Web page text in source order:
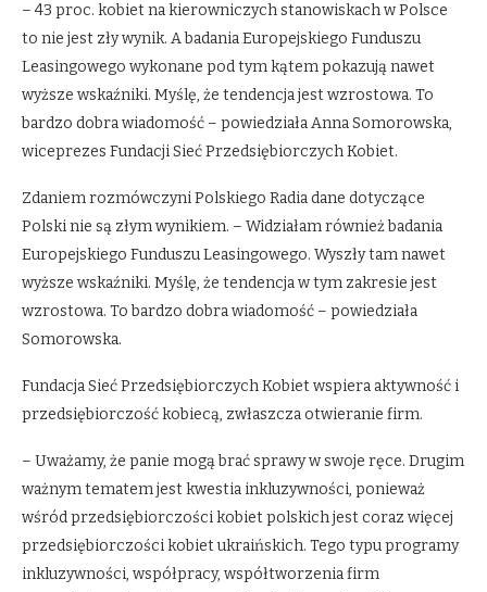
– 43 proc. kobiet na kierowniczych stanowiskach w Polsce
to nie jest zły wynik. A badania Europejskiego Funduszu
Leasingowego wykonane pod tym kątem pokazują nawet
wyższe wskaźniki. Myślę, że tendencja jest wzrostowa. To
bardzo dobra wiadomość – powiedziała Anna Somorowska,
wiceprezes Fundacji Sieć Przedsiębiorczych Kobiet.
Zdaniem rozmówczyni Polskiego Radia dane dotyczące
Polski nie są złym wynikiem. – Widziałam również badania
Europejskiego Funduszu Leasingowego. Wyszły tam nawet
wyższe wskaźniki. Myślę, że tendencja w tym zakresie jest
wzrostowa. To bardzo dobra wiadomość – powiedziała
Somorowska.
Fundacja Sieć Przedsiębiorczych Kobiet wspiera aktywność i
przedsiębiorczość kobiecą, zwłaszcza otwieranie firm.
– Uważamy, że panie mogą brać sprawy w swoje ręce. Drugim
ważnym tematem jest kwestia inkluzywności, ponieważ
wśród przedsiębiorczości kobiet polskich jest coraz więcej
przedsiębiorczości kobiet ukraińskich. Tego typu programy
inkluzywności, współpracy, współtworzenia firm